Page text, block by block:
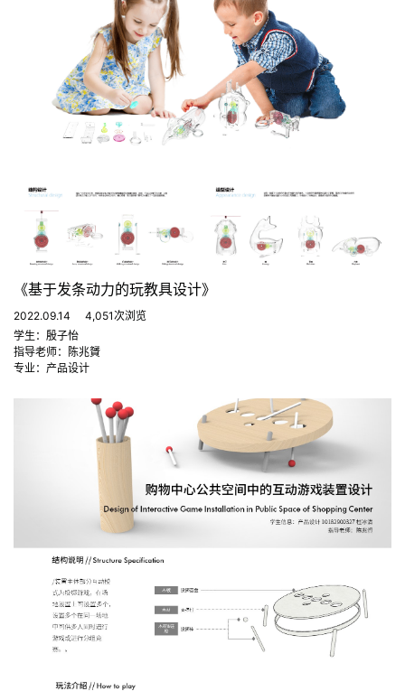
《基于发条动力的玩教具设计》
2022.09.14
4,051次浏览
学生：殷子怡
指导老师：陈兆贇
专业：产品设计